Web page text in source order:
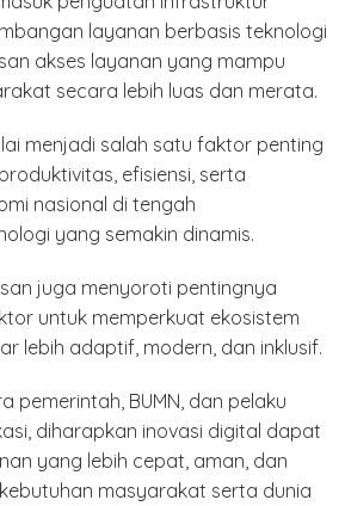
layanan berbasis teknologi
akses layanan yang mampu
secara lebih luas dan merata.
menjadi salah satu faktor penting
efisiensi, serta
nasional di tengah
yang semakin dinamis.
juga menyoroti pentingnya
untuk memperkuat ekosistem
lebih adaptif, modern, dan inklusif.
pemerintah, BUMN, dan pelaku
diharapkan inovasi digital dapat
yang lebih cepat, aman, dan
masyarakat serta dunia